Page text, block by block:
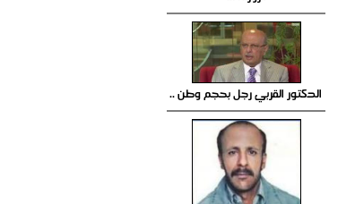
الدكتور القربي رجل بحجم وطن ..